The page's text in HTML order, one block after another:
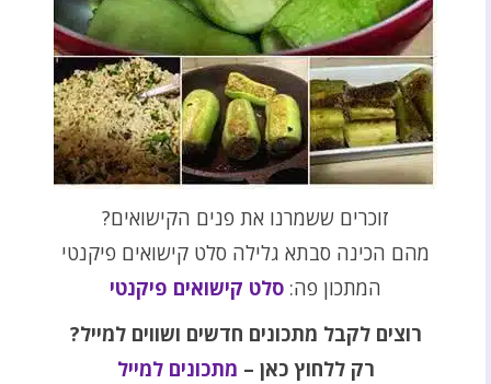
זוכרים ששמרנו את פנים הקישואים?
מהם הכינה סבתא גלילה סלט קישואים פיקנטי
המתכון פה: סלט קישואים פיקנטי
רוצים לקבל מתכונים חדשים ושווים למייל?
רק ללחוץ כאן – מתכונים למייל